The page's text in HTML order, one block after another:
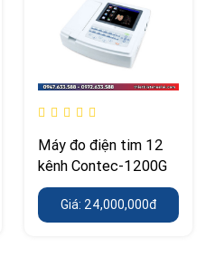
Máy đo điện tim 12
kênh Contec-1200G
Giá: 24,000,000đ